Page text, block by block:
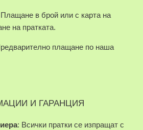
Плащане в брой или с карта на
на пратката.
плащане по наша
И ГАРАНЦИЯ
: Всички пратки се изпращат с